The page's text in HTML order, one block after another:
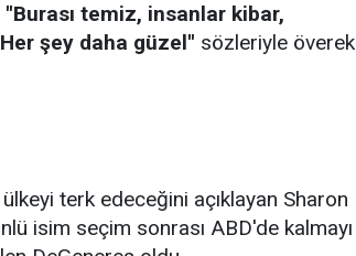
''Burası temiz, insanlar kibar,
şey daha güzel'' sözleriyle överek
terk edeceğini açıklayan Sharon
isim seçim sonrası ABD'de kalmayı